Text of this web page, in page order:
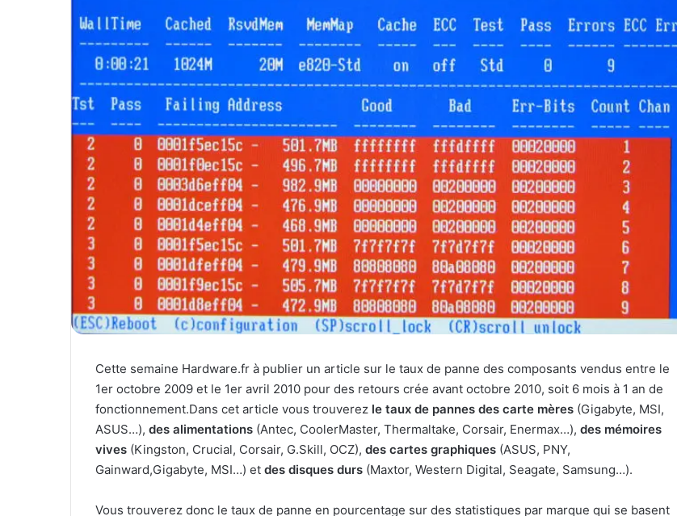
Cette semaine Hardware.fr à publier un article sur le taux de panne des composants vendus entre le
1er octobre 2009 et le 1er avril 2010 pour des retours crée avant octobre 2010, soit 6 mois à 1 an de
fonctionnement.Dans cet article vous trouverez le taux de pannes des carte mères (Gigabyte, MSI,
ASUS…), des alimentations (Antec, CoolerMaster, Thermaltake, Corsair, Enermax…), des mémoires
vives (Kingston, Crucial, Corsair, G.Skill, OCZ), des cartes graphiques (ASUS, PNY,
Gainward,Gigabyte, MSI…) et des disques durs (Maxtor, Western Digital, Seagate, Samsung…).
Vous trouverez donc le taux de panne en pourcentage sur des statistiques par marque qui se basent